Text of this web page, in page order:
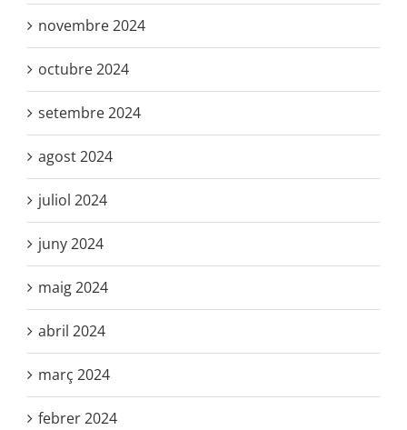
novembre 2024
octubre 2024
setembre 2024
agost 2024
juliol 2024
juny 2024
maig 2024
abril 2024
març 2024
febrer 2024